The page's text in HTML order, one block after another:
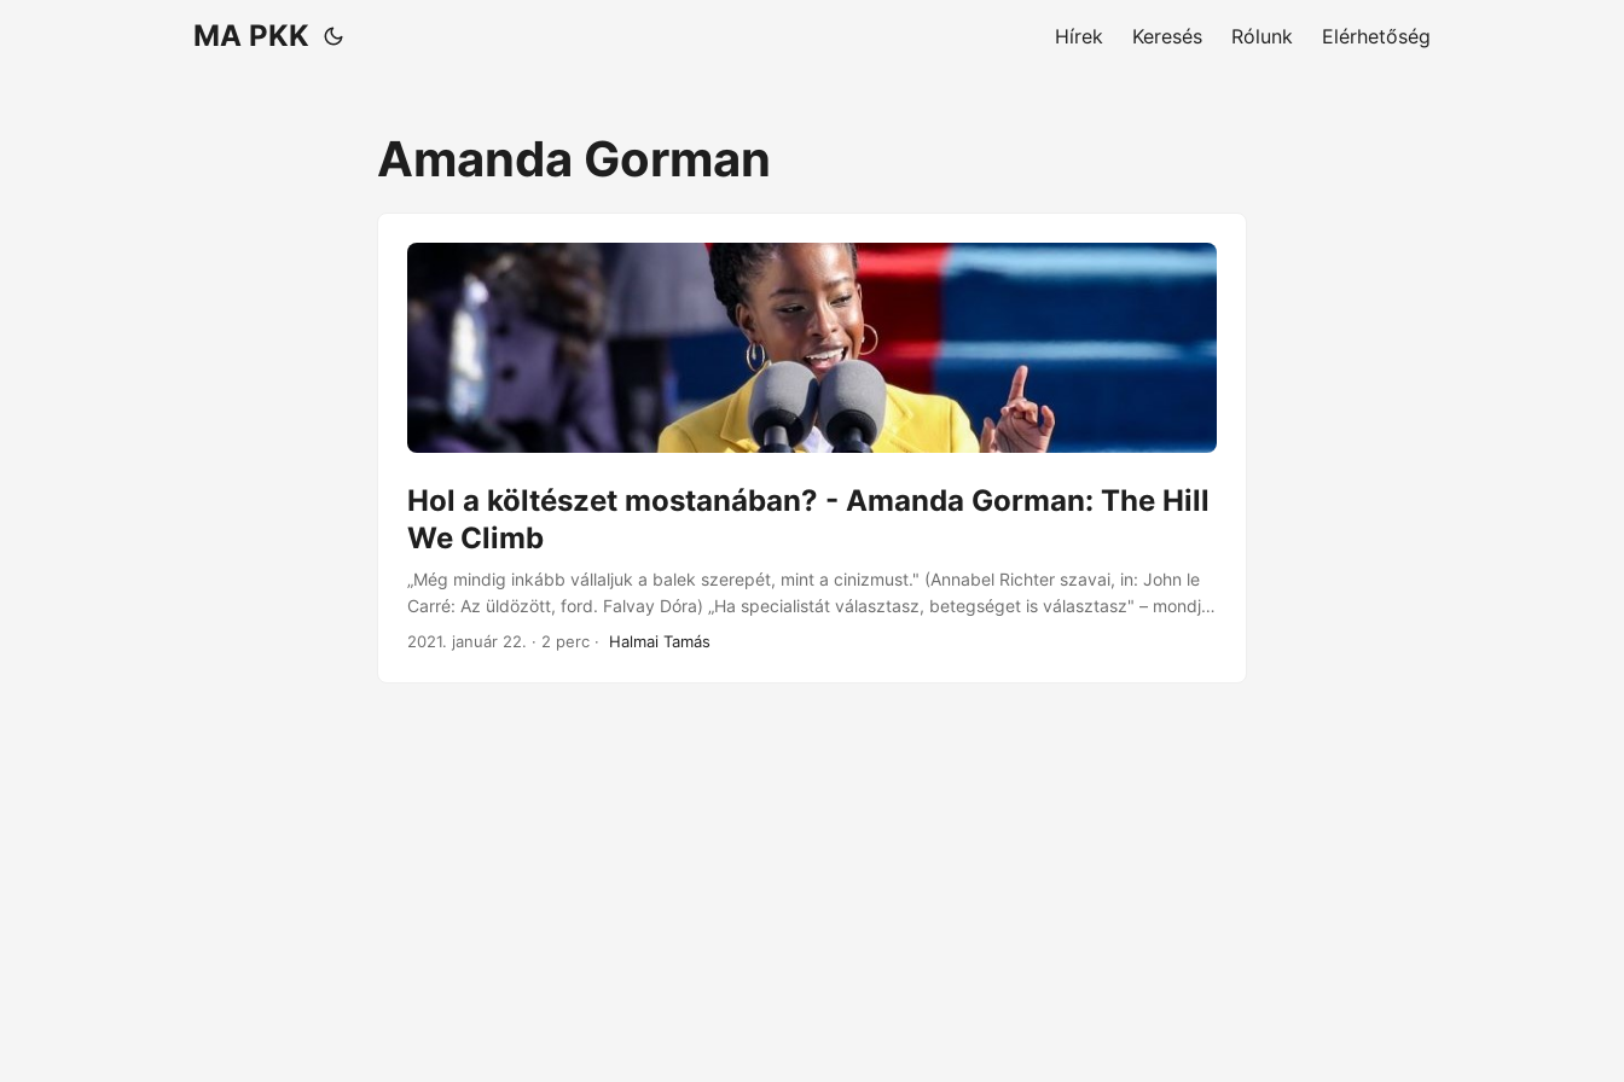
MA PKK Hírek Keresés Rólunk Elérhetőség
Amanda Gorman
Hol a költészet mostanában? - Amanda Gorman: The Hill
We Climb
„Még mindig inkább vállaljuk a balek szerepét, mint a cinizmust." (Annabel Richter szavai, in: John le
Carré: Az üldözött, ford. Falvay Dóra) „Ha specialistát választasz, betegséget is választasz" – mondja
doktor House (s01e06, még Szakácsi Sándor hangján). Ez általánosabb értelemben annyit tesz: a
2021. január 22. · 2 perc · Halmai Tamás